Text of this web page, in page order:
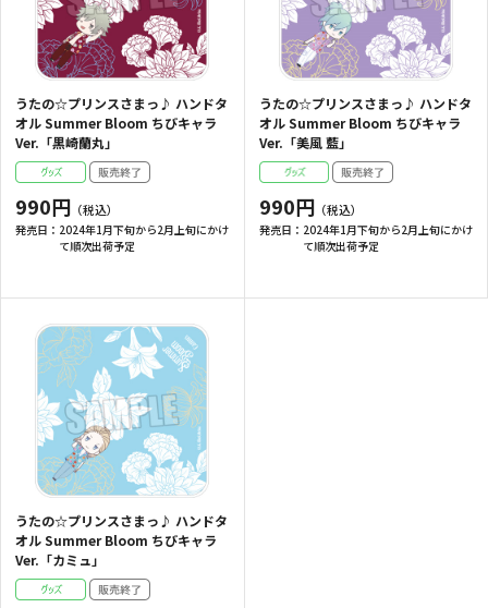
うたの☆プリンスさまっ♪ ハンドタ
オル Summer Bloom ちびキャラ
Ver.「黒崎蘭丸」
990円
発売日： 2024年1月下旬から2月上旬にかけ
て順次出荷予定
うたの☆プリンスさまっ♪ ハンドタ
オル Summer Bloom ちびキャラ
Ver.「美風 藍」
990円
発売日： 2024年1月下旬から2月上旬にかけ
て順次出荷予定
うたの☆プリンスさまっ♪ ハンドタ
オル Summer Bloom ちびキャラ
Ver.「カミュ」